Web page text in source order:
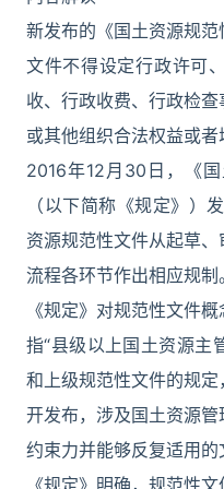
新发布的《国土资源规
文件不得设定行政许可
收、行政收费、行政检
或其他组织合法权益或者
2016年12月30日，《
（以下简称《规定》）
资源规范性文件从起草
流程各环节作出相应规制。
《规定》对规范性文件
指“县级以上国土资源主
和上级规范性文件的规
开发布，涉及国土资源
约束力并能够反复适用的
《规定》明确，规范性